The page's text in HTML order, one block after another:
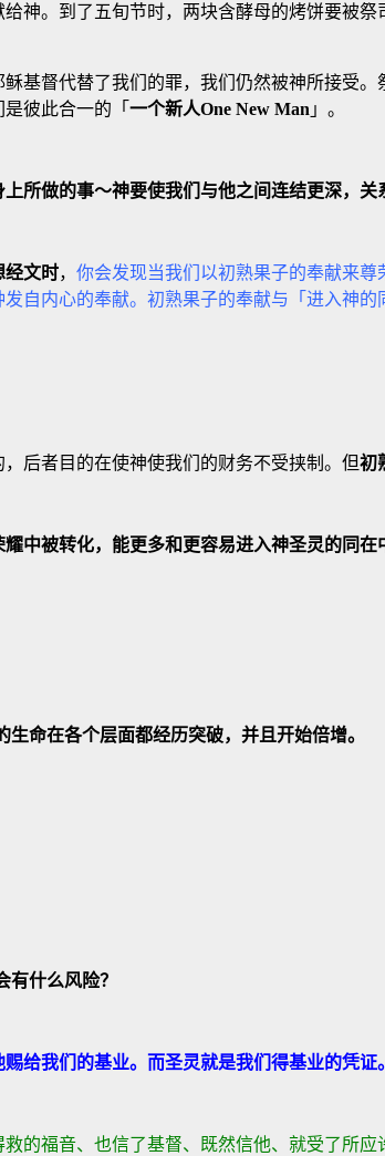
神。到了五旬节时，两块含酵母的烤饼要被
基督代替了我们的罪，我们仍然被神所接受
彼此合一的「 一个新人One New Man 」。
上所做的事～神要使我们与他之间连结更深，关
经文时， 你会发现当我们以初熟果子的奉献来
自内心的奉献。初熟果子的奉献与「进入神
后者目的在使神使我们的财务不受挟制。但初
中被转化，能更多和更容易进入神圣灵的同
命在各个层面都经历突破，并且开始倍增。
什么风险？
给我们的基业。而圣灵就是我们得基业的凭证。
的福音、也信了基督、既然信他、就受了所